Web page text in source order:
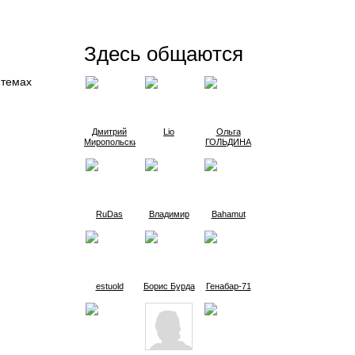
Здесь общаются
Дмитрий
Миропольский
Lio
Oльга
ГОЛЬДИНА
RuDas Владимир Bahamut
estuold Борис Бурда Генабар-71